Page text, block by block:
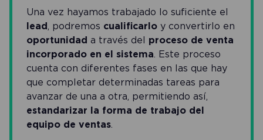
Una vez hayamos trabajado lo suficiente el
lead, podremos cualificarlo y convertirlo en
oportunidad a través del proceso de venta
incorporado en el sistema. Este proceso
cuenta con diferentes fases en las que hay
que completar determinadas tareas para
avanzar de una a otra, permitiendo así,
estandarizar la forma de trabajo del
equipo de ventas.